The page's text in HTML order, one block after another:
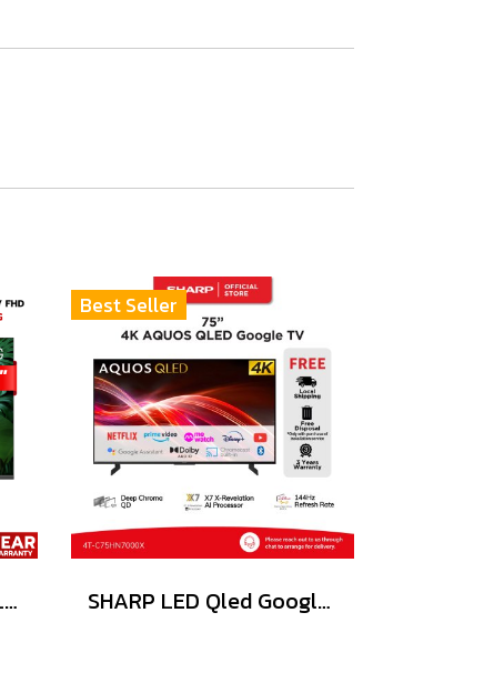
SKYWORTH LED GOOGLE TV 32 นิว รุ่น 32E6800G
Best Seller
SHARP LED Qled Google TV 4KTV รุ่น 4T-C75HN7000X